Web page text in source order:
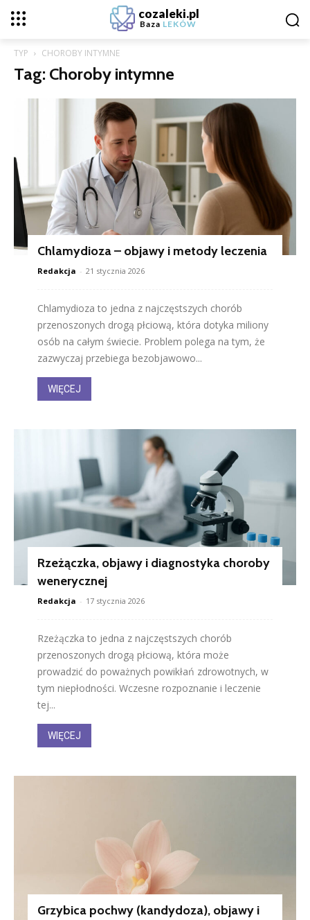
cozaleki.pl
Baza LEKÓW
TYP CHOROBY INTYMNE
Tag: Choroby intymne
Chlamydioza – objawy i metody leczenia
Redakcja - 21 stycznia 2026
Chlamydioza to jedna z najczęstszych chorób
przenoszonych drogą płciową, która dotyka miliony
osób na całym świecie. Problem polega na tym, że
zazwyczaj przebiega bezobjawowo...
WIĘCEJ
Rzeżączka, objawy i diagnostyka choroby
wenerycznej
Redakcja - 17 stycznia 2026
Rzeżączka to jedna z najczęstszych chorób
przenoszonych drogą płciową, która może
prowadzić do poważnych powikłań zdrowotnych, w
tym niepłodności. Wczesne rozpoznanie i leczenie
tej...
WIĘCEJ
Grzybica pochwy (kandydoza), objawy i